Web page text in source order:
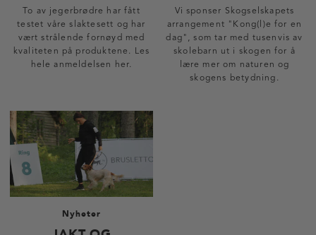
To av jegerbrødre har fått
testet våre slaktesett og har
vært strålende fornøyd med
kvaliteten på produktene. Les
hele anmeldelsen her.
Vi sponser Skogselskapets
arrangement "Kong(l)e for en
dag", som tar med tusenvis av
skolebarn ut i skogen for å
lære mer om naturen og
skogens betydning.
Nyheter